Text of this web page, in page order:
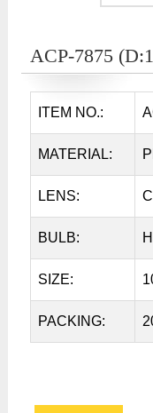
ACP-7875
ITEM NO.:
MATERIAL:
LENS:
BULB:
SIZE:
PACKING: